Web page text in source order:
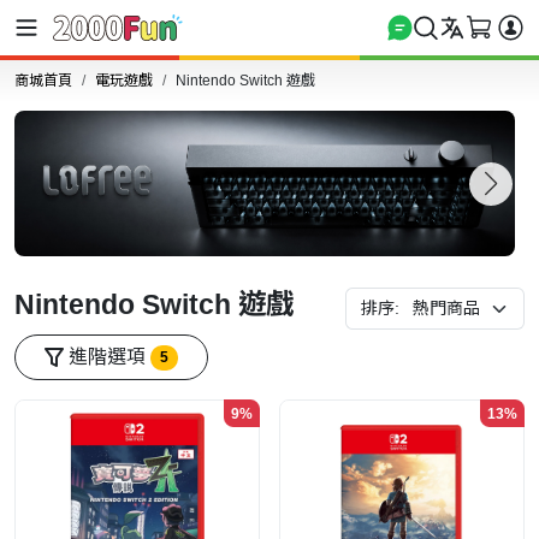
商城首頁 電玩遊戲 Nintendo Switch 遊戲
Nintendo Switch 遊戲 排序:
進階選項 5
9% 13%